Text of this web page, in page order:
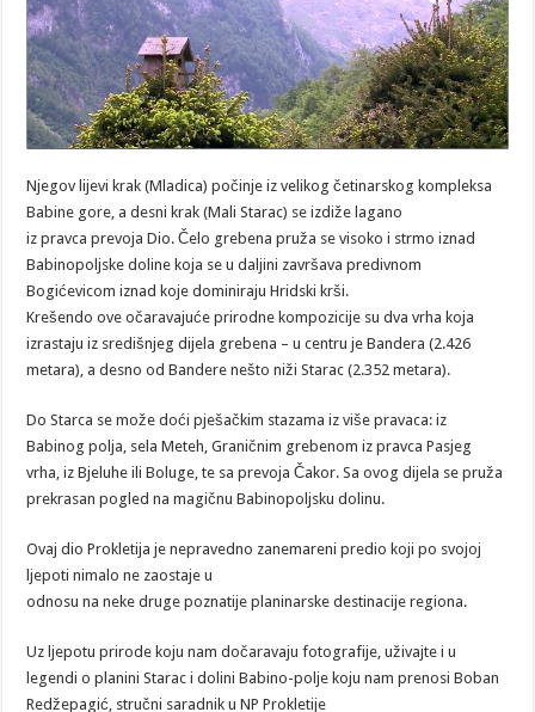
Njegov lijevi krak (Mladica) počinje iz velikog četinarskog kompleksa
Babine gore, a desni krak (Mali Starac) se izdiže lagano
iz pravca prevoja Dio. Čelo grebena pruža se visoko i strmo iznad
Babinopoljske doline koja se u daljini završava predivnom
Bogićevicom iznad koje dominiraju Hridski krši.
Krešendo ove očaravajuće prirodne kompozicije su dva vrha koja
izrastaju iz središnjeg dijela grebena – u centru je Bandera (2.426
metara), a desno od Bandere nešto niži Starac (2.352 metara).
Do Starca se može doći pješačkim stazama iz više pravaca: iz
Babinog polja, sela Meteh, Graničnim grebenom iz pravca Pasjeg
vrha, iz Bjeluhe ili Boluge, te sa prevoja Čakor. Sa ovog dijela se pruža
prekrasan pogled na magičnu Babinopoljsku dolinu.
Ovaj dio Prokletija je nepravedno zanemareni predio koji po svojoj
ljepoti nimalo ne zaostaje u
odnosu na neke druge poznatije planinarske destinacije regiona.
Uz ljepotu prirode koju nam dočaravaju fotografije, uživajte i u
legendi o planini Starac i dolini Babino-polje koju nam prenosi Boban
Redžepagić, stručni saradnik u NP Prokletije